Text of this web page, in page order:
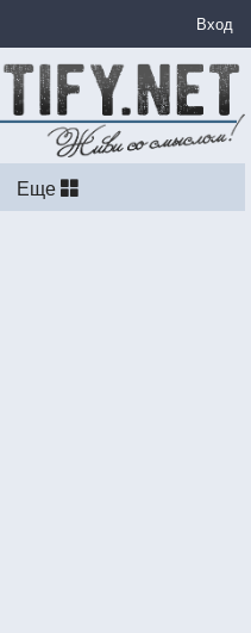
Вход
Еще